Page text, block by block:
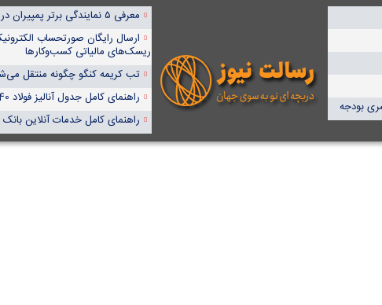
معرفی ۵ نمایندگی برتر پمپیران در ایران
ارسال رایگان صورتحساب
ریسک‌های مالیاتی کسب‌وکارها
تب کریمه کنگو چگونه منتقل
راهنمای کامل جدول آنالیز فولاد MO40
راهنمای کامل خدمات آنلاین